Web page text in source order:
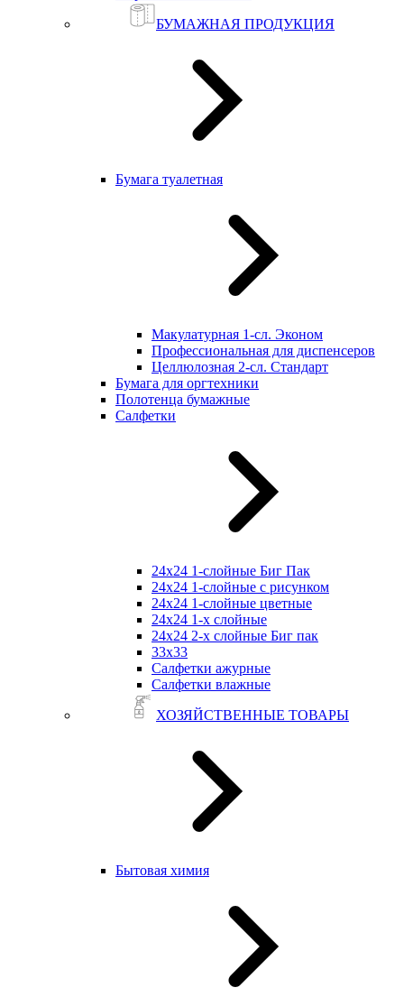
БУМАЖНАЯ ПРОДУКЦИЯ
Бумага туалетная
Макулатурная 1-сл. Эконом
Профессиональная для диспенсеров
Целлюлозная 2-сл. Стандарт
Бумага для оргтехники
Полотенца бумажные
Салфетки
24х24 1-слойные Биг Пак
24х24 1-слойные с рисунком
24х24 1-слойные цветные
24х24 1-х слойные
24х24 2-х слойные Биг пак
33х33
Салфетки ажурные
Салфетки влажные
ХОЗЯЙСТВЕННЫЕ ТОВАРЫ
Бытовая химия